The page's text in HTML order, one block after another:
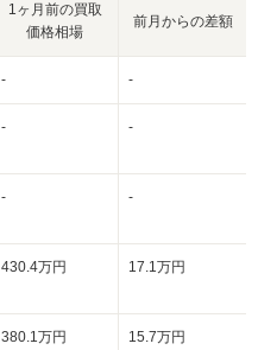
1ヶ月前の買取
価格相場
前月からの差額
- -
- -
- -
430.4万円 17.1万円
380.1万円 15.7万円